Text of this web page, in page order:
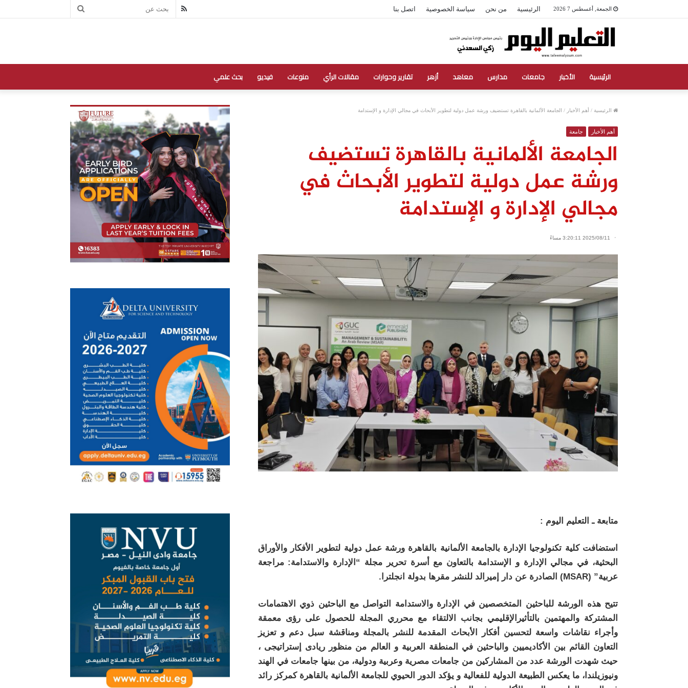
الجمعة, أغسطس 7 2026 الرئيسية من نحن سياسة الخصوصية اتصل بنا بحث RSS
الرئيسية الأخبار جامعات مدارس معاهد أزهر تقارير وحوارات مقالات الرأي منوعات فيديو بحث علمي
الرئيسية / أهم الأخبار / الجامعة الألمانية بالقاهرة تستضيف ورشة عمل دولية لتطوير الأبحاث في مجالي الإدارة و الإستدامة
أهم الأخبار جامعة
الجامعة الألمانية بالقاهرة تستضيف
ورشة عمل دولية لتطوير الأبحاث في
مجالي الإدارة و الإستدامة
2025/08/11 3:20:11 مساءً
متابعة ـ التعليم اليوم :
استضافت كلية تكنولوجيا الإدارة بالجامعة الألمانية بالقاهرة ورشة عمل دولية لتطوير الأفكار والأوراق
البحثية، في مجالي الإدارة و الإستدامة بالتعاون مع أسرة تحرير مجلة “الإدارة والاستدامة: مراجعة
عربية” (MSAR) الصادرة عن دار إميرالد للنشر مقرها بدولة انجلترا.
تتيح هذه الورشة للباحثين المتخصصين في الإدارة والاستدامة التواصل مع الباحثين ذوي الاهتمامات
المشتركة والمهتمين بالتأثيرالإقليمي بجانب الالتقاء مع محرري المجلة للحصول على رؤى معمقة
وأجراء نقاشات واسعة لتحسين أفكار الأبحاث المقدمة للنشر بالمجلة ومناقشة سبل دعم و تعزيز
التعاون القائم بين الأكاديميين والباحثين في المنطقة العربية و العالم من منظور ريادى إستراتيجى ،
حيث شهدت الورشة عدد من المشاركين من جامعات مصرية وعربية ودولية، من بينها جامعات في الهند
ونيوزيلندا، ما يعكس الطبيعة الدولية للفعالية و يؤكد الدور الحيوي للجامعة الألمانية بالقاهرة كمركز رائد